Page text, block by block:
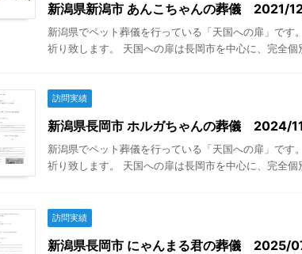
新潟県新潟市 あんこちゃんの葬儀 2021/
新潟県でペット葬儀を行っている「天国への扉」で
祈り致します。 天国への扉は長岡市を中心に、完全
訪問実績
新潟県長岡市 ホルガちゃんの葬儀 2024/
新潟県でペット葬儀を行っている「天国への扉」で
祈り致します。 天国への扉は長岡市を中心に、完全
訪問実績
新潟県長岡市 にゃんまる君の葬儀 2025/